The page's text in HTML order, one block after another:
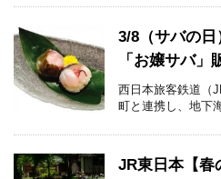
3/8（サバの
「お嬢サバ」
西日本旅客鉄道（
町と連携し、地下
JR東日本【春